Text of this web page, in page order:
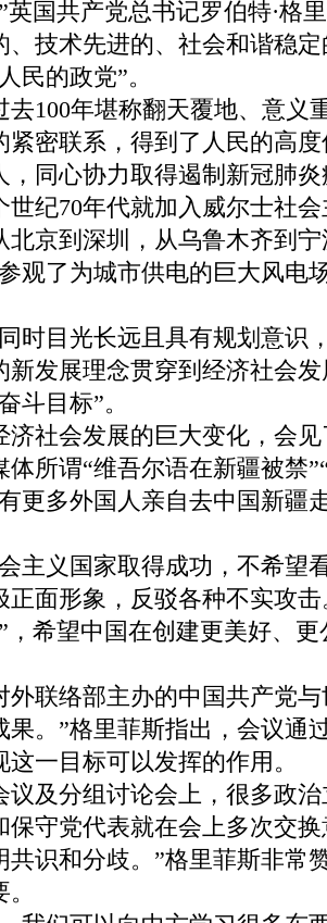
共产党总书记罗伯特·格
技术先进的、社会和谐稳
民的政党”。
年堪称翻天覆地、意义
密联系，得到了人民的高
同心协力取得遏制新冠肺
70年代就加入威尔士社会
京到深圳，从乌鲁木齐到
观了为城市供电的巨大风电
目光长远且具有规划意识
发展理念贯穿到经济社会
斗目标”。
会发展的巨大变化，会见
所谓“维吾尔语在新疆被禁
更多外国人亲自去中国新疆
义国家取得成功，不希望
面形象，反驳各种不实攻
希望中国在创建更美好、
络部主办的中国共产党与
。”格里菲斯指出，会议通
一目标可以发挥的作用。
分组讨论会上，很多政治
守党代表就在会上多次交
识和分歧。”格里菲斯非常